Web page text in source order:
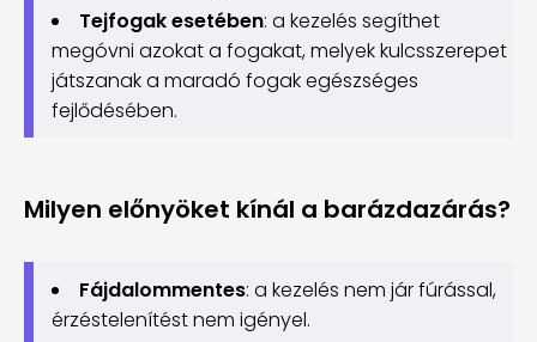
Tejfogak esetében: a kezelés segíthet
megóvni azokat a fogakat, melyek kulcsszerepet
játszanak a maradó fogak egészséges
fejlődésében.
Milyen előnyöket kínál a barázdazárás?
Fájdalommentes: a kezelés nem jár fúrással,
érzéstelenítést nem igényel.